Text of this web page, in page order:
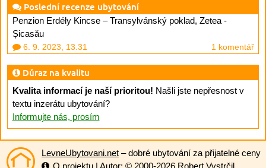
Poslední recenze ubytování
Penzion Erdély Kincse – Transylvánský poklad, Zetea -
Șicasău
6. 9. 2023, 13.31 1 komentář
Důraz na kvalitu
Kvalita informací je naší prioritou! Našli jste nepřesnost v
textu inzerátu ubytování?
Informujte nás, prosím
LevneUbytovani.net – dobré ubytování za přijatelné ceny
O projektu | Autor: © 2000-2026 Robert Vystrčil